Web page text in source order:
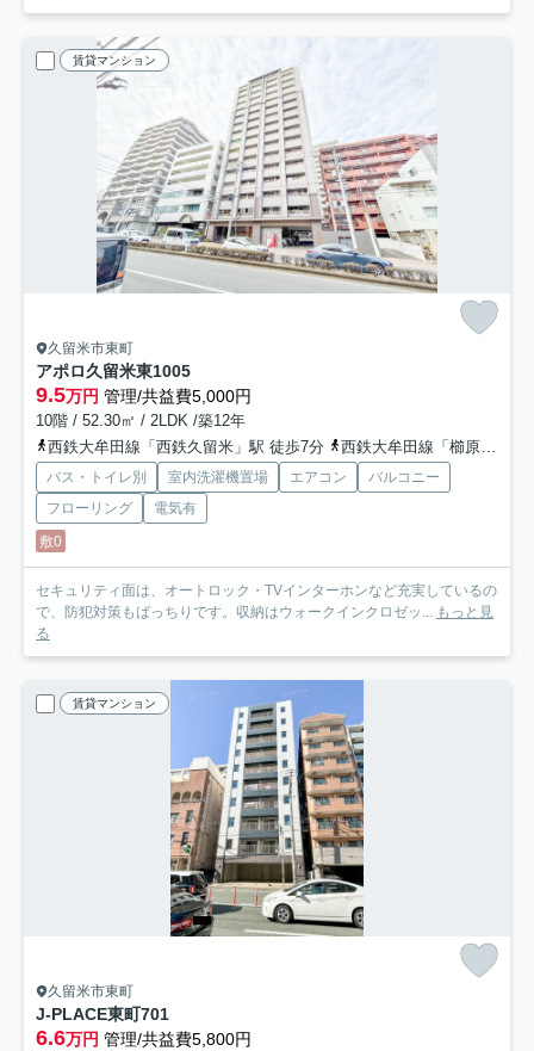
賃貸マンション
久留米市東町
アポロ久留米東1005
9.5万円 管理/共益費5,000円
10階 / 52.30㎡ / 2LDK /築12年
西鉄大牟田線「西鉄久留米」駅 徒歩7分
西鉄大牟田線「櫛原」駅 徒歩9分
バス・トイレ別 室内洗濯機置場 エアコン
バルコニー
フローリング
電気有
敷0
セキュリティ面は、オートロック・TVインターホンなど充実しているの
で、防犯対策もばっちりです。収納はウォークインクロゼッ...
もっと見
る
賃貸マンション
久留米市東町
J-PLACE東町701
6.6万円 管理/共益費5,800円